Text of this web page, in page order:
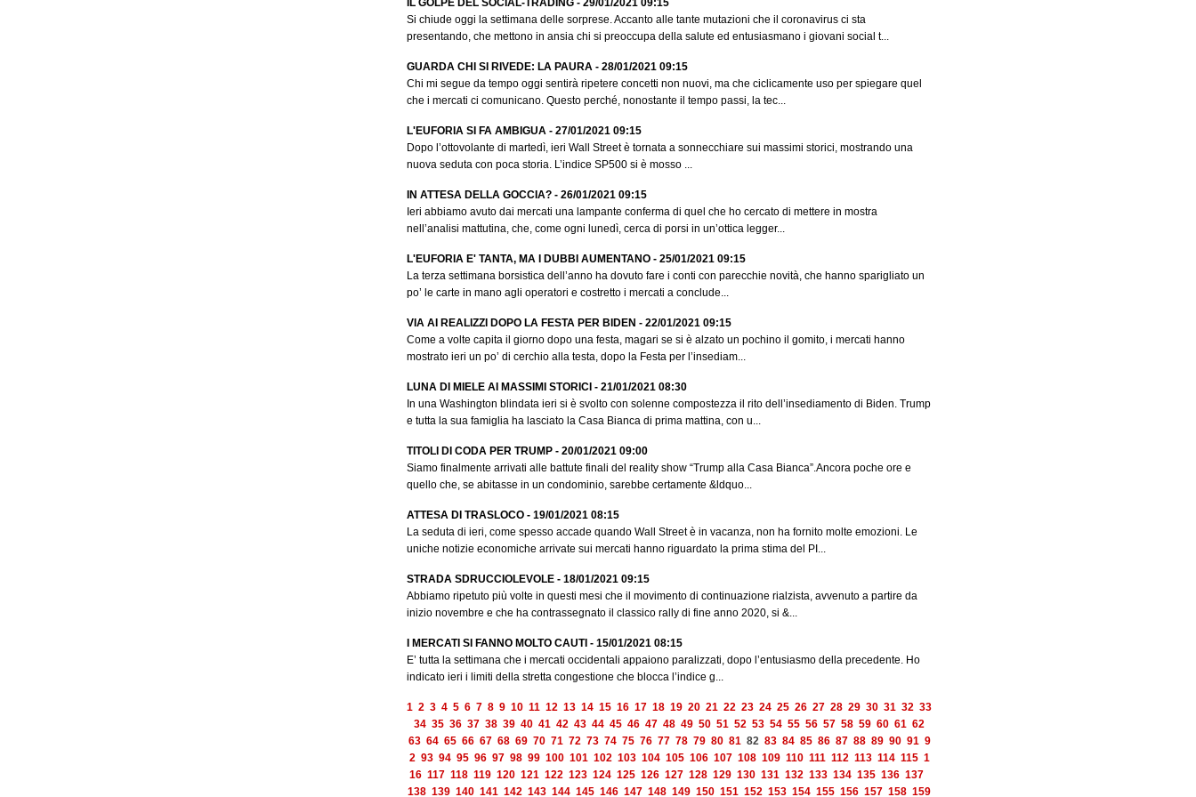
IL GOLPE DEL SOCIAL-TRADING - 29/01/2021 09:15
Si chiude oggi la settimana delle sorprese. Accanto alle tante mutazioni che il coronavirus ci sta
presentando, che mettono in ansia chi si preoccupa della salute ed entusiasmano i giovani social t...
GUARDA CHI SI RIVEDE: LA PAURA - 28/01/2021 09:15
Chi mi segue da tempo oggi sentirà ripetere concetti non nuovi, ma che ciclicamente uso per spiegare quel
che i mercati ci comunicano. Questo perché, nonostante il tempo passi, la tec...
L'EUFORIA SI FA AMBIGUA - 27/01/2021 09:15
Dopo l’ottovolante di martedì, ieri Wall Street è tornata a sonnecchiare sui massimi storici, mostrando una
nuova seduta con poca storia. L’indice SP500 si è mosso ...
IN ATTESA DELLA GOCCIA? - 26/01/2021 09:15
Ieri abbiamo avuto dai mercati una lampante conferma di quel che ho cercato di mettere in mostra
nell’analisi mattutina, che, come ogni lunedì, cerca di porsi in un’ottica legger...
L'EUFORIA E' TANTA, MA I DUBBI AUMENTANO - 25/01/2021 09:15
La terza settimana borsistica dell’anno ha dovuto fare i conti con parecchie novità, che hanno sparigliato un
po’ le carte in mano agli operatori e costretto i mercati a conclude...
VIA AI REALIZZI DOPO LA FESTA PER BIDEN - 22/01/2021 09:15
Come a volte capita il giorno dopo una festa, magari se si è alzato un pochino il gomito, i mercati hanno
mostrato ieri un po’ di cerchio alla testa, dopo la Festa per l’insediam...
LUNA DI MIELE AI MASSIMI STORICI - 21/01/2021 08:30
In una Washington blindata ieri si è svolto con solenne compostezza il rito dell’insediamento di Biden. Trump
e tutta la sua famiglia ha lasciato la Casa Bianca di prima mattina, con u...
TITOLI DI CODA PER TRUMP - 20/01/2021 09:00
Siamo finalmente arrivati alle battute finali del reality show “Trump alla Casa Bianca”.Ancora poche ore e
quello che, se abitasse in un condominio, sarebbe certamente &ldquo...
ATTESA DI TRASLOCO - 19/01/2021 08:15
La seduta di ieri, come spesso accade quando Wall Street è in vacanza, non ha fornito molte emozioni. Le
uniche notizie economiche arrivate sui mercati hanno riguardato la prima stima del PI...
STRADA SDRUCCIOLEVOLE - 18/01/2021 09:15
Abbiamo ripetuto più volte in questi mesi che il movimento di continuazione rialzista, avvenuto a partire da
inizio novembre e che ha contrassegnato il classico rally di fine anno 2020, si &...
I MERCATI SI FANNO MOLTO CAUTI - 15/01/2021 08:15
E’ tutta la settimana che i mercati occidentali appaiono paralizzati, dopo l’entusiasmo della precedente. Ho
indicato ieri i limiti della stretta congestione che blocca l’indice g...
1 2 3 4 5 6 7 8 9 10 11 12 13 14 15 16 17 18 19 20 21 22 23 24 25 26 27 28 29 30 31 32 33
34 35 36 37 38 39 40 41 42 43 44 45 46 47 48 49 50 51 52 53 54 55 56 57 58 59 60 61 62
63 64 65 66 67 68 69 70 71 72 73 74 75 76 77 78 79 80 81 82 83 84 85 86 87 88 89 90 91 9
2 93 94 95 96 97 98 99 100 101 102 103 104 105 106 107 108 109 110 111 112 113 114 115 1
16 117 118 119 120 121 122 123 124 125 126 127 128 129 130 131 132 133 134 135 136 137
138 139 140 141 142 143 144 145 146 147 148 149 150 151 152 153 154 155 156 157 158 159